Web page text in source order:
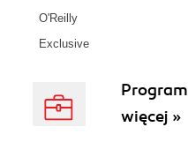
O'Reilly
Exclusive
więcej »